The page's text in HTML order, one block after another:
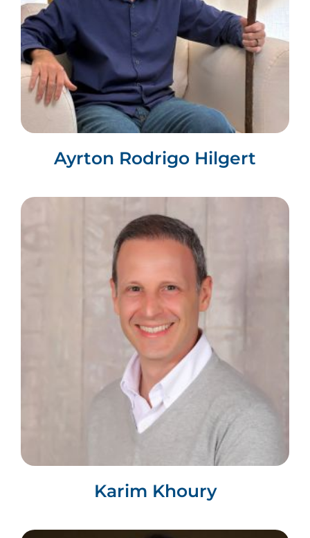
Ayrton Rodrigo Hilgert
Karim Khoury